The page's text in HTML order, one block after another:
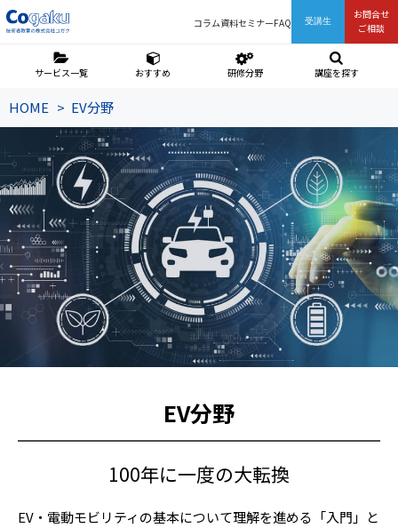
コラム資料セミナーFAQ 受講生
お問合せ
ご相談
サービス一覧 おすすめ 研修分野 講座を探す
HOME EV分野
EV分野
100年に一度の大転換
EV・電動モビリティの基本について理解を進める「入門」と